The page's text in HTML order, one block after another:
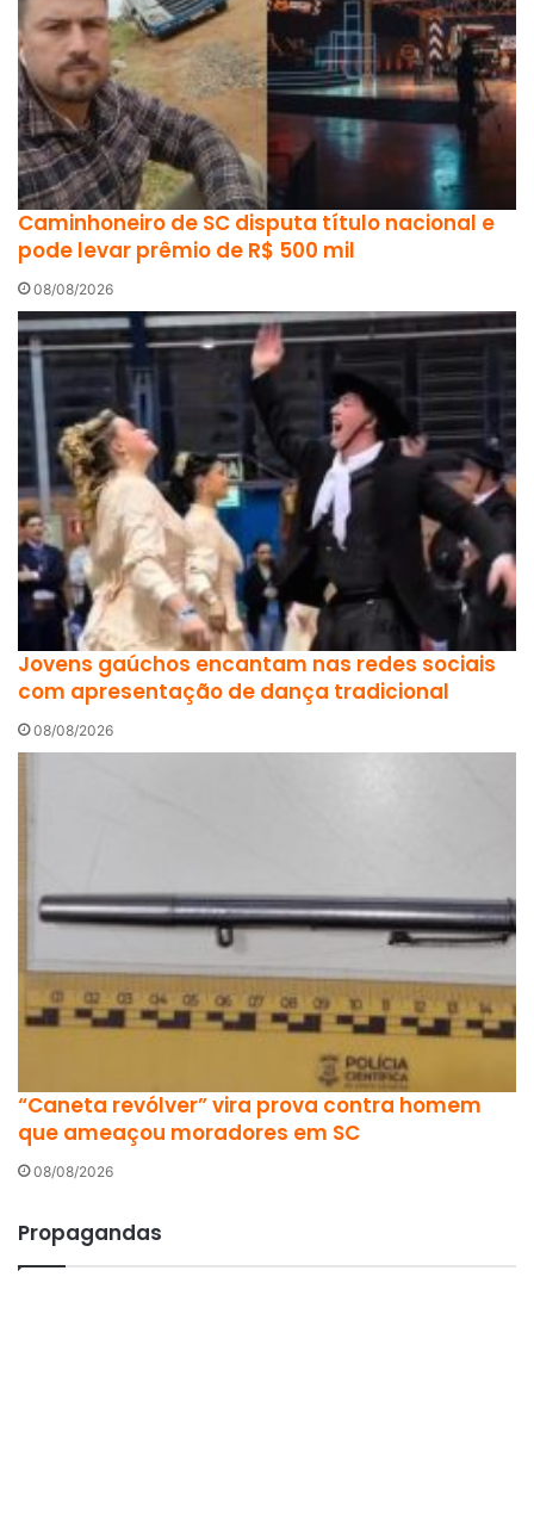
Caminhoneiro de SC disputa título nacional e
pode levar prêmio de R$ 500 mil
08/08/2026
Jovens gaúchos encantam nas redes sociais
com apresentação de dança tradicional
08/08/2026
“Caneta revólver” vira prova contra homem
que ameaçou moradores em SC
08/08/2026
Propagandas